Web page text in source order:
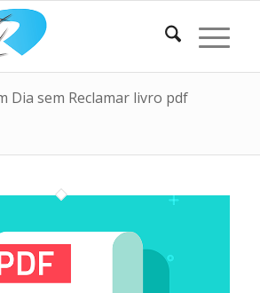
Dia sem Reclamar livro pdf